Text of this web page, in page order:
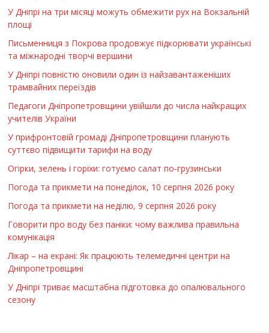
У Дніпрі на три місяці можуть обмежити рух на Вокзальній
площі
Письменниця з Покрова продовжує підкорювати українські
та міжнародні творчі вершини
У Дніпрі повністю оновили один із найзавантаженіших
трамвайних переїздів
Педагоги Дніпропетровщини увійшли до числа найкращих
учителів України
У прифронтовій громаді Дніпропетровщини планують
суттєво підвищити тарифи на воду
Огірки, зелень і горіхи: готуємо салат по-грузинськи
Погода та прикмети на понеділок, 10 серпня 2026 року
Погода та прикмети на неділю, 9 серпня 2026 року
Говорити про воду без паніки: чому важлива правильна
комунікація
Лікар – на екрані: Як працюють телемедичні центри на
Дніпропетровщині
У Дніпрі триває масштабна підготовка до опалювального
сезону